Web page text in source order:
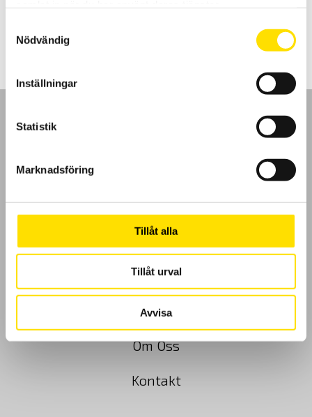
Nödvändig
Inställningar
Statistik
Marknadsföring
Tillåt alla
Tillåt urval
Avvisa
Köpvillkor
Cookies
Klagomål
Kundundersökning
Om Oss
Kontakt